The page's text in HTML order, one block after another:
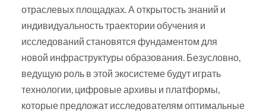
отраслевых площадках. А открытость знаний и
индивидуальность траектории обучения и
исследований становятся фундаментом для
новой инфраструктуры образования. Безусловно,
ведущую роль в этой экосистеме будут играть
технологии, цифровые архивы и платформы,
которые предложат исследователям оптимальные